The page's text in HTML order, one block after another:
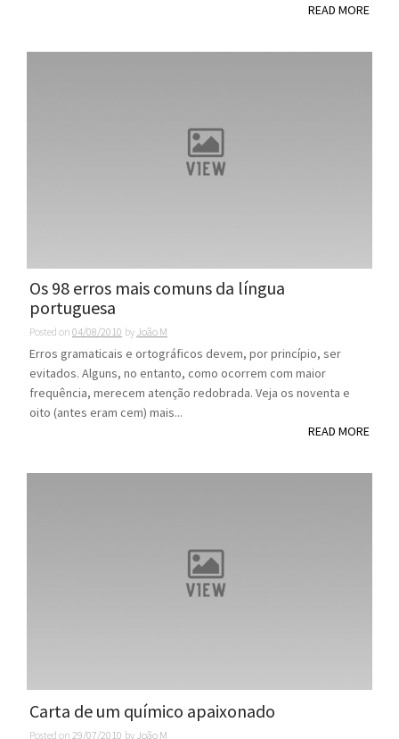
READ MORE
Os 98 erros mais comuns da língua
portuguesa
Posted on 04/08/2010 by João M
Erros gramaticais e ortográficos devem, por princípio, ser
evitados. Alguns, no entanto, como ocorrem com maior
frequência, merecem atenção redobrada. Veja os noventa e
oito (antes eram cem) mais...
READ MORE
Carta de um químico apaixonado
Posted on 29/07/2010 by João M